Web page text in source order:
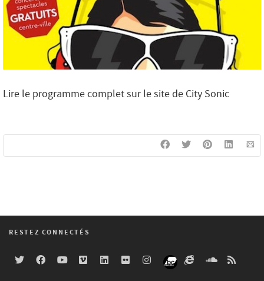
Lire le programme complet sur le site de City Sonic
RESTEZ CONNECTÉS